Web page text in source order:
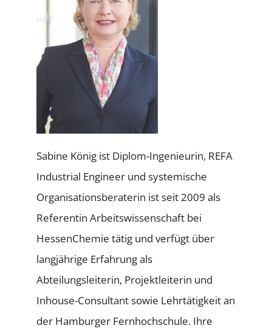
Sabine König ist Diplom-Ingenieurin, REFA
Industrial Engineer und systemische
Organisationsberaterin ist seit 2009 als
Referentin Arbeitswissenschaft bei
HessenChemie tätig und verfügt über
langjährige Erfahrung als
Abteilungsleiterin, Projektleiterin und
Inhouse-Consultant sowie Lehrtätigkeit an
der Hamburger Fernhochschule. Ihre